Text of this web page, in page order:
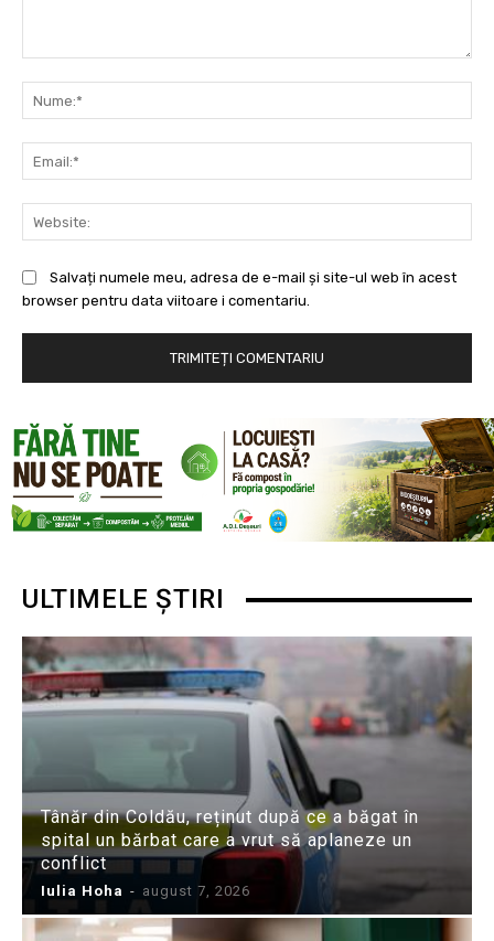
Salvați numele meu, adresa de e-mail și site-ul web în acest
browser pentru data viitoare i comentariu.
ULTIMELE ȘTIRI
Tânăr din Coldău, reținut după ce a băgat în
spital un bărbat care a vrut să aplaneze un
conflict
Iulia Hoha - august 7, 2026